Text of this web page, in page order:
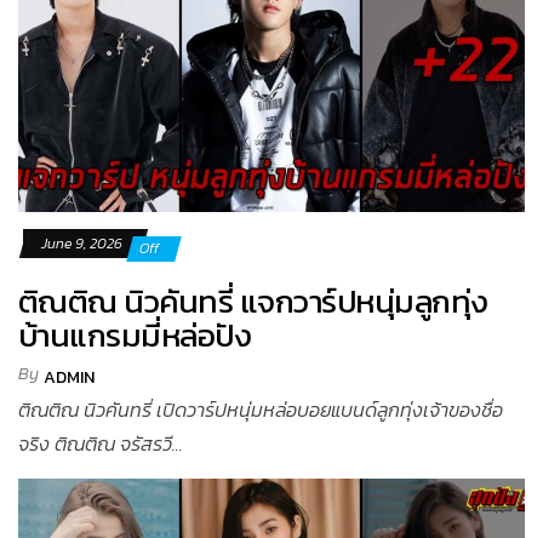
June 9, 2026 Off
ติณติณ นิวคันทรี่ แจกวาร์ปหนุ่มลูกทุ่ง
บ้านแกรมมี่หล่อปัง
ByADMIN
ติณติณ นิวคันทรี่ เปิดวาร์ปหนุ่มหล่อบอยแบนด์ลูกทุ่งเจ้าของชื่อ
จริง ติณติณ จรัสรวี...